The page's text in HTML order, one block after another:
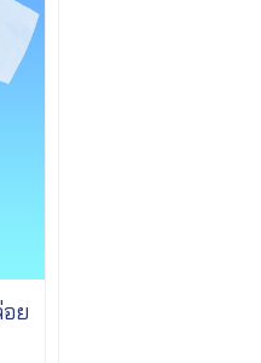
ย